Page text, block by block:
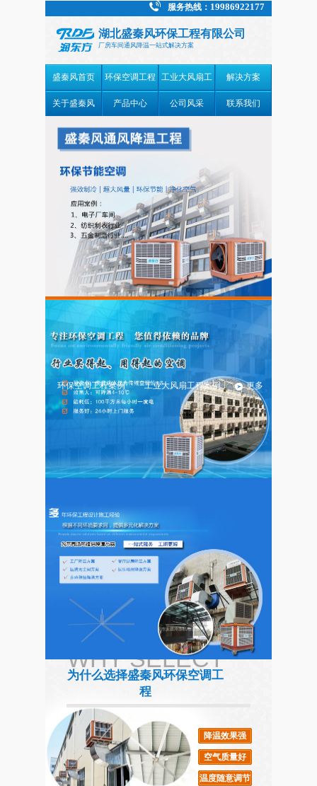
服务热线： 19986922177
湖北盛秦风环保工程有限公司
厂房车间通风降温一站式解决方案
盛秦风首页 环保空调工程
案例
工业大风扇工
程案例
解决方案
关于盛秦风 产品中心 公司风采 联系我们
盛秦风产品分类 更多
环保空调工程案例 工业大风扇工程案例 更多
厂房降温安装七十五台环
保空调
湖北赤壁某电器厂环保空
调通风降温工程
武汉某汽车零部件工厂环
保空调案列
武汉某食品厂采用"扇机
组合”的通风降温工程
“扇机组合”为你解决车间
高大的厂房如何通风降温 仓库大型工业风扇
立刻电话咨询 :19986922177
WHY SELECT
为什么选择盛秦风环保空调工
程
降温效果强
空气质量好
温度随意调节